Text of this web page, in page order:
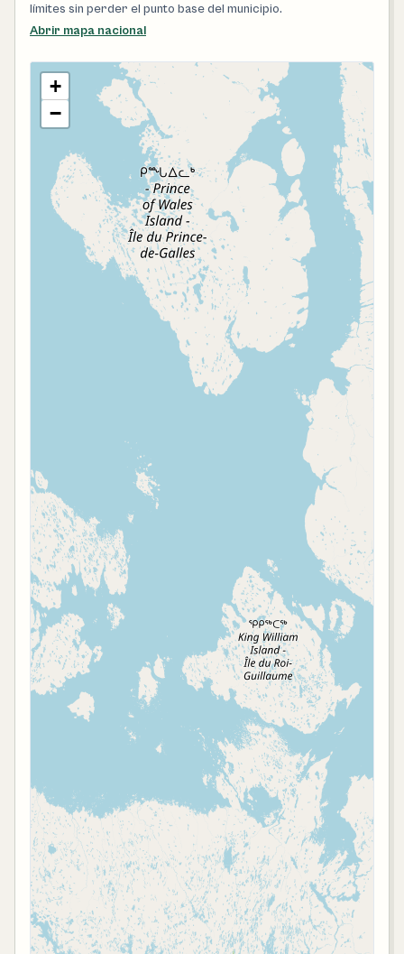
límites sin perder el punto base del municipio.
Abrir mapa nacional
+
−